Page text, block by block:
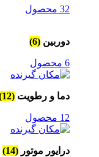
32 محصول
دوربین (6)
6 محصول
دما و رطویت (12)
12 محصول
درایور موتور (14)